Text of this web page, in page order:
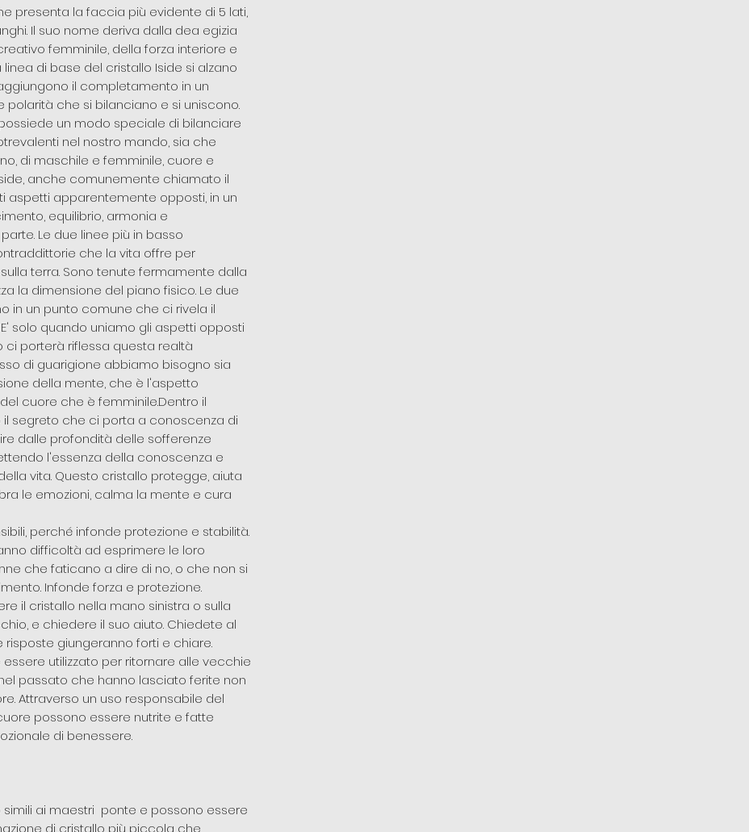
presenta la faccia più evidente di 5 lati,
Il suo nome deriva dalla dea egizia
femminile, della forza interiore e
linea di base del cristallo Iside si alzano
il completamento in un
polarità che si bilanciano e si uniscono.
un modo speciale di bilanciare
nel nostro mando, sia che
di maschile e femminile, cuore e
anche comunemente chiamato il
aspetti apparentemente opposti, in un
equilibrio, armonia e
Le due linee più in basso
che la vita offre per
terra. Sono tenute fermamente dalla
la dimensione del piano fisico. Le due
in un punto comune che ci rivela il
solo quando uniamo gli aspetti opposti
ci porterà riflessa questa realtà
di guarigione abbiamo bisogno sia
della mente, che è l'aspetto
cuore che è femminile.Dentro il
segreto che ci porta a conoscenza di
dalle profondità delle sofferenze
l'essenza della conoscenza e
vita. Questo cristallo protegge, aiuta
le emozioni, calma la mente e cura
perché infonde protezione e stabilità.
difficoltà ad esprimere le loro
che faticano a dire di no, o che non si
Infonde forza e protezione.
il cristallo nella mano sinistra o sulla
e chiedere il suo aiuto. Chiedete al
risposte giungeranno forti e chiare.
utilizzato per ritornare alle vecchie
passato che hanno lasciato ferite non
Attraverso un uso responsabile del
possono essere nutrite e fatte
di benessere.
ai maestri ponte e possono essere